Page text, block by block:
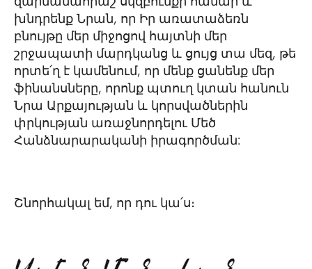
խնդրենք Նրան, որ Իր առատաձեռն
բնույթը մեր միջոցով հայտնի մեր
շրջապատի մարդկանց և ցույց տա մեզ, թե
որտե՛ղ է կամենում, որ մենք ցանենք մեր
ֆինանսները, որոնք պտուղ կտան հանուն
Նրա Արքայության և կորսվածներին
փրկության առաջնորդելու Մեծ
Հանձնարարականի իրագործման:
Շնորհակալ եմ, որ դու կա՛ս։